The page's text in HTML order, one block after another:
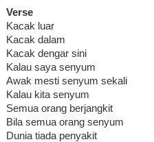
Verse
Kacak luar
Kacak dalam
Kacak dengar sini
Kalau saya senyum
Awak mesti senyum sekali
Kalau kita senyum
Semua orang berjangkit
Bila semua orang senyum
Dunia tiada penyakit